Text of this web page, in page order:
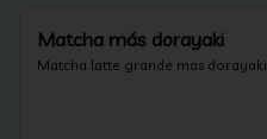
Matcha más dorayaki
Matcha latte grande mas dorayaki